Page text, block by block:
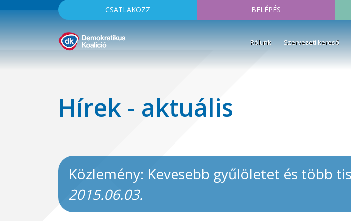
CSATLAKOZZ BELÉPÉS
Rólunk Szervezeti kereső
Hírek - aktuális
Közlemény: Kevesebb gyűlöletet és több
2015.06.03.